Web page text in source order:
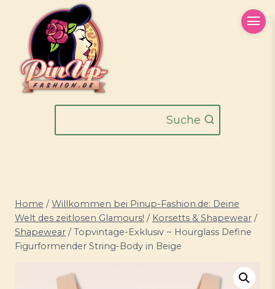
springen
Suche
Home / Willkommen bei Pinup-Fashion.de: Deine
Welt des zeitlosen Glamours! / Korsetts & Shapewear /
Shapewear / Topvintage-Exklusiv ~ Hourglass Define
Figurformender String-Body in Beige